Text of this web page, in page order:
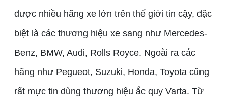
được nhiều hãng xe lớn trên thế giới tin cậy, đặc
biệt là các thương hiệu xe sang như Mercedes-
Benz, BMW, Audi, Rolls Royce. Ngoài ra các
hãng như Pegueot, Suzuki, Honda, Toyota cũng
rất mực tin dùng thương hiệu ắc quy Varta. Từ